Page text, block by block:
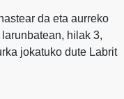
da eta aurreko
hilak 3,
jokatuko dute Labrit